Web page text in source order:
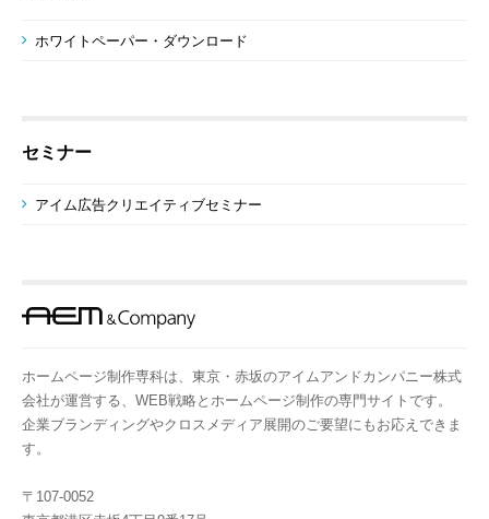
ホワイトペーパー・ダウンロード
セミナー
アイム広告クリエイティブセミナー
ホームページ制作専科は、東京・赤坂のアイムアンドカンパニー株式
会社が運営する、WEB戦略とホームページ制作の専門サイトです。
企業ブランディングやクロスメディア展開のご要望にもお応えできま
す。
〒107-0052